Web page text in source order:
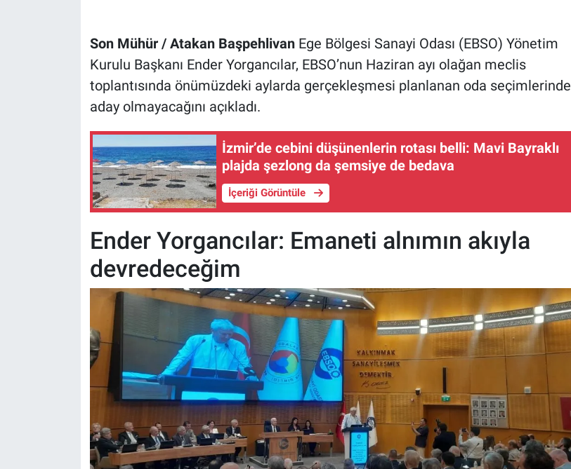
Son Mühür / Atakan Başpehlivan Ege Bölgesi Sanayi Odası (EBSO) Yönetim
Kurulu Başkanı Ender Yorgancılar, EBSO’nun Haziran ayı olağan meclis
toplantısında önümüzdeki aylarda gerçekleşmesi planlanan oda seçimlerinde
aday olmayacağını açıkladı.
İzmir’de cebini düşünenlerin rotası belli: Mavi Bayraklı
plajda şezlong da şemsiye de bedava
İçeriği Görüntüle
Ender Yorgancılar: Emaneti alnımın akıyla
devredeceğim